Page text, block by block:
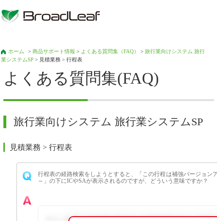
ホーム >商品サポート情報 > よくある質問集（FAQ） >旅行業向けシステム 旅行
業システムSP > 見積業務 > 行程表
よくある質問集(FAQ)
旅行業向けシステム 旅行業システムSP
見積業務 > 行程表
行程表の経路検索をしようとすると、「この行程は補強バージョン
～」の下にICやSAが表示されるのですが、どういう意味ですか？
過去に作成した行程表を呼び出して経路検索すると、以下